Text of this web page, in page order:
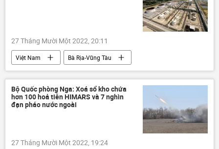
27 Tháng Mười Một 2022, 20:11
Việt Nam
Bà Rịa-Vũng Tàu
Miền Nam VN
dầu mỏ
dự án
năng lượng
Phạm Minh Chính
Kinh tế
Kinh doanh
Bộ Quốc phòng Nga: Xoá sổ kho chứa
hơn 100 hoả tiễn HIMARS và 7 nghìn
đạn pháo nước ngoài
27 Tháng Mười Một 2022, 19:24